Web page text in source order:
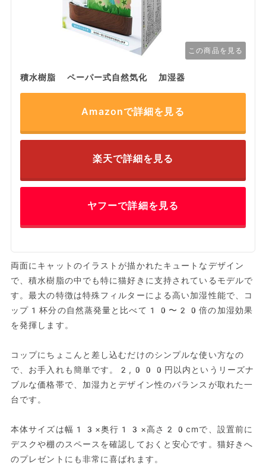
この商品を見る
積水樹脂 ペーパー式自然気化 加湿器
Amazonで詳細を見る
楽天で詳細を見る
ヤフーで詳細を見る
両面にキャットのイラストが描かれたキュートなデザイン
で、積水樹脂の中でも特に猫好きに支持されているモデルで
す。最大の特徴は特殊フィルターによる高い加湿性能で、コ
ップ1杯分の自然蒸発量と比べて10〜20倍の加湿効果
を発揮します。
コップにちょこんと差し込むだけのシンプルな使い方なの
で、お手入れも簡単です。2,000円以内というリーズナ
ブルな価格帯で、加湿力とデザイン性のバランスが取れた一
台です。
本体サイズは幅13×奥行13×高さ20cmで、設置前に
デスクや棚のスペースを確認しておくと安心です。猫好きへ
のプレゼントにも非常に喜ばれます。